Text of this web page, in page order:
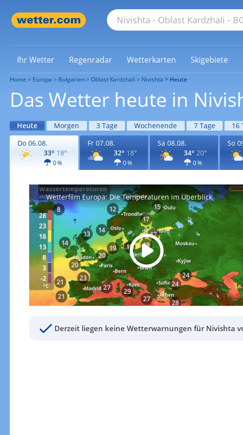
Ihr Wetter Regenradar Wetterkarten Skigebiete
Home Europa Bulgarien Oblast Kardzhali Nivishta Heute
Das Wetter heute in
Heute Morgen 3 Tage Wochenende 7 Tage 16
Do 06.08.
33° 18°
0 %
Fr 07.08.
32° 18°
0 %
Sa 08.08.
34° 20°
0 %
So
Wetterfilm Europa: Die Temperaturen im Überblick
Derzeit liegen keine Wetterwarnungen für Nivishta